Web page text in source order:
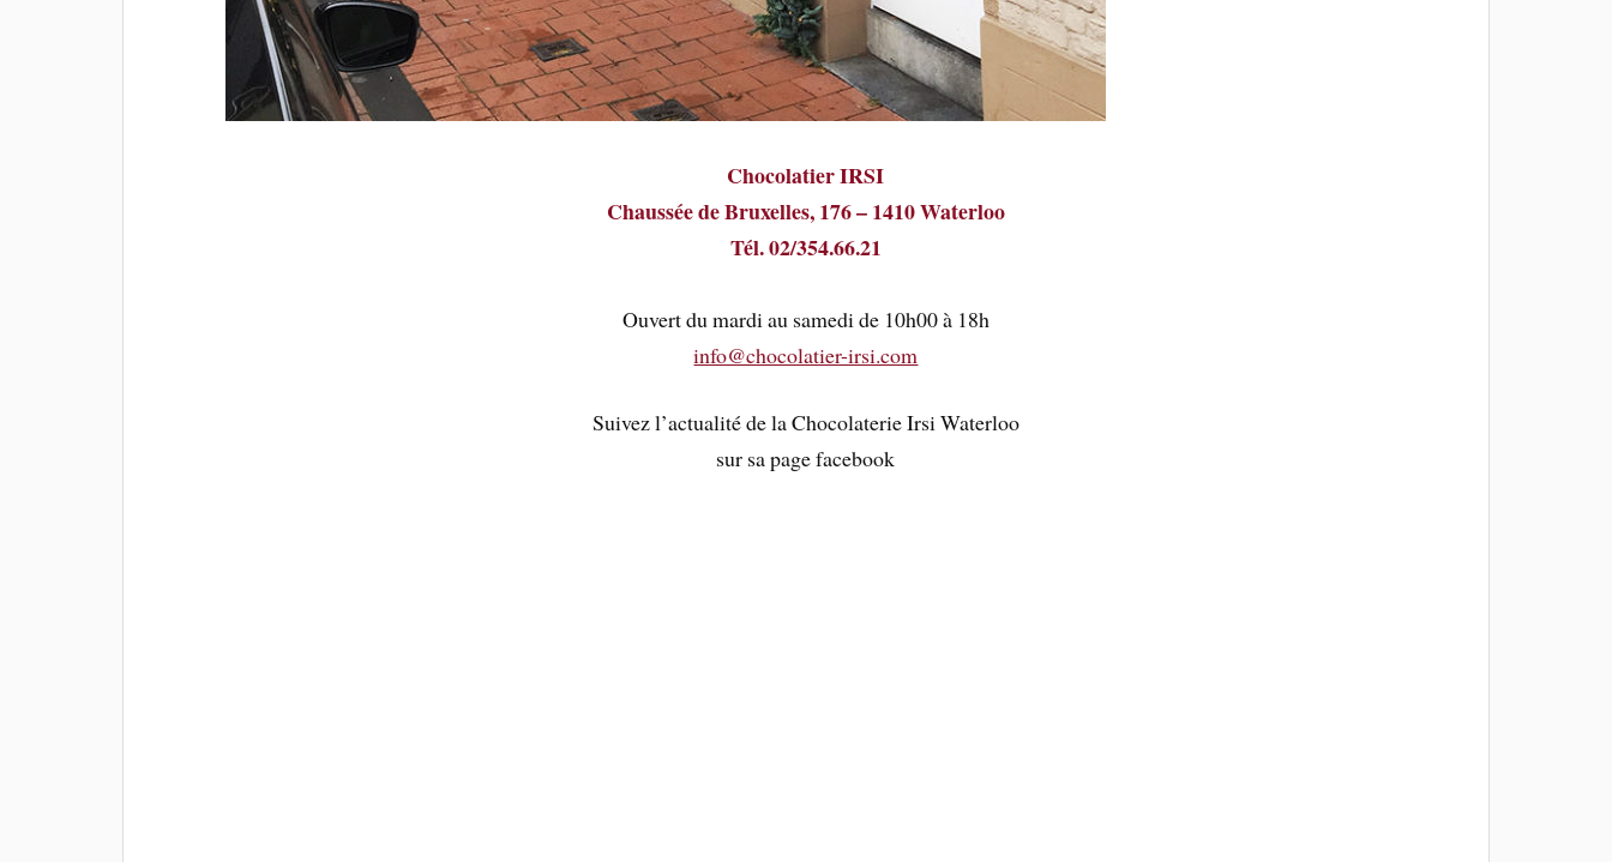
Chocolatier IRSI
Chaussée de Bruxelles, 176 – 1410 Waterloo
Tél. 02/354.66.21
Ouvert du mardi au samedi de 10h00 à 18h
info@chocolatier-irsi.com
Suivez l’actualité de la Chocolaterie Irsi Waterloo
sur sa page facebook